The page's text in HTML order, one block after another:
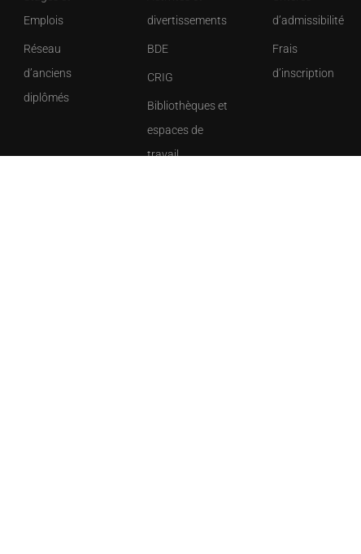
Emplois
Réseau
d’anciens
diplômés
divertissements
BDE
CRIG
Bibliothèques et
espaces de
travail
d’admissibilité
Frais
d’inscription